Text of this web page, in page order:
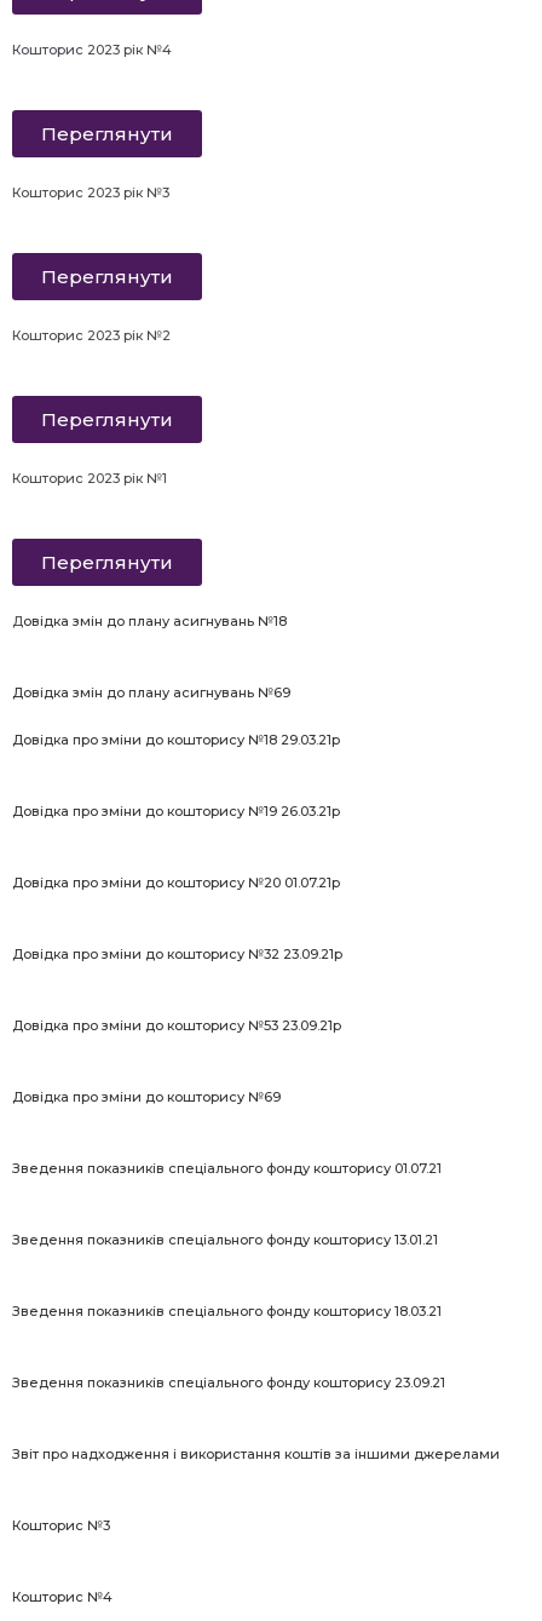
Кошторис 2023 рік №4
Переглянути
Кошторис 2023 рік №3
Переглянути
Кошторис 2023 рік №2
Переглянути
Кошторис 2023 рік №1
Переглянути
Довідка змін до плану асигнувань №18
Довідка змін до плану асигнувань №69
Довідка про зміни до кошторису №18 29.03.21р
Довідка про зміни до кошторису №19 26.03.21р
Довідка про зміни до кошторису №20 01.07.21р
Довідка про зміни до кошторису №32 23.09.21р
Довідка про зміни до кошторису №53 23.09.21р
Довідка про зміни до кошторису №69
Зведення показників спеціального фонду кошторису 01.07.21
Зведення показників спеціального фонду кошторису 13.01.21
Зведення показників спеціального фонду кошторису 18.03.21
Зведення показників спеціального фонду кошторису 23.09.21
Звіт про надходження і використання коштів за іншими джерелами
Кошторис №3
Кошторис №4